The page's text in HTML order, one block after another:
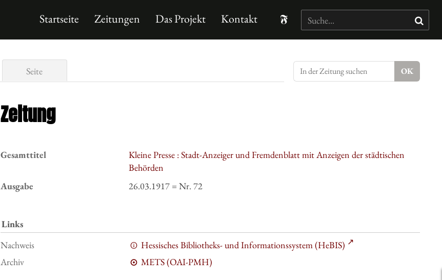
Startseite Zeitungen Das Projekt Kontakt
Seite
Zeitung
Gesamttitel
Kleine Presse : Stadt-Anzeiger und Fremdenblatt mit Anzeigen der städtischen
Behörden
Ausgabe
26.03.1917 = Nr. 72
Links
Nachweis
Hessisches Bibliotheks- und Informationssystem (HeBIS)
Archiv
METS (OAI-PMH)